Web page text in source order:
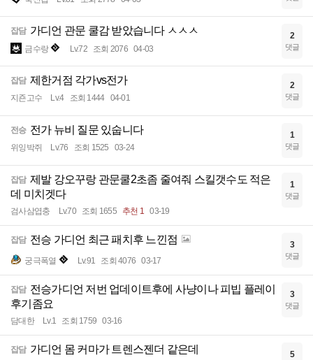
잡담 가디언 관문 쿨감 받았습니다 ㅅㅅㅅ
금수랑 Lv.72 조회 2076 04-03
2
댓글
잡담 제한거점 각가vs전가
지죤고수 Lv.4 조회 1444 04-01
2
댓글
전승 전가 뉴비 질문 있숩니다
위잉박쥐 Lv.76 조회 1525 03-24
1
댓글
잡담 제발 강오꾸랑 관문쿨2초좀 줄여줘 스킬갯수도 적은
데 미치겟다
검사삼엽충 Lv.70 조회 1655 추천 1 03-19
1
댓글
잡담 전승 가디언 최근 패치후 느낀점
궁극폭열 Lv.91 조회 4076 03-17
3
댓글
잡담 전승가디언 저번 업데이트후에 사냥이나 피빕 플레이
후기좀요
담대한 Lv.1 조회 1759 03-16
3
댓글
잡담 가디언 몸 커마가 트렌스젠더 같은데 5